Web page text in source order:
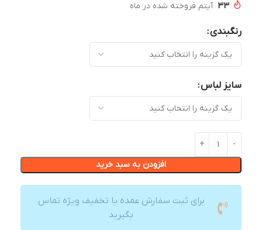
33 آیتم فروخته شده در ماه
رنگبندی
سایز لباس
افزودن به سبد خرید
برای ثبت سفارش عمده با تخفیف ویژه تماس
بگیرید